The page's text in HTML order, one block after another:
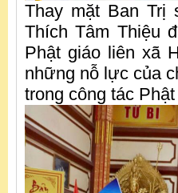
Thay mặt Ban Trị
Thích Tâm Thiệu
Phật giáo liên xã
những nỗ lực của
trong công tác